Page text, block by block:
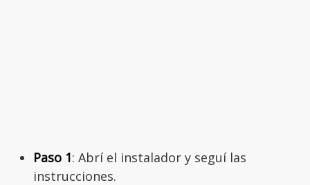
Paso 1: Abrí el instalador y seguí las
instrucciones.